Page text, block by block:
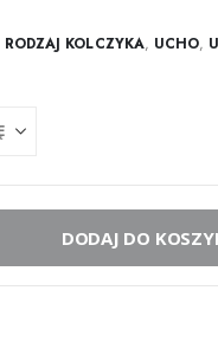
RODZAJ KOLCZYKA, UCHO,
DODAJ DO